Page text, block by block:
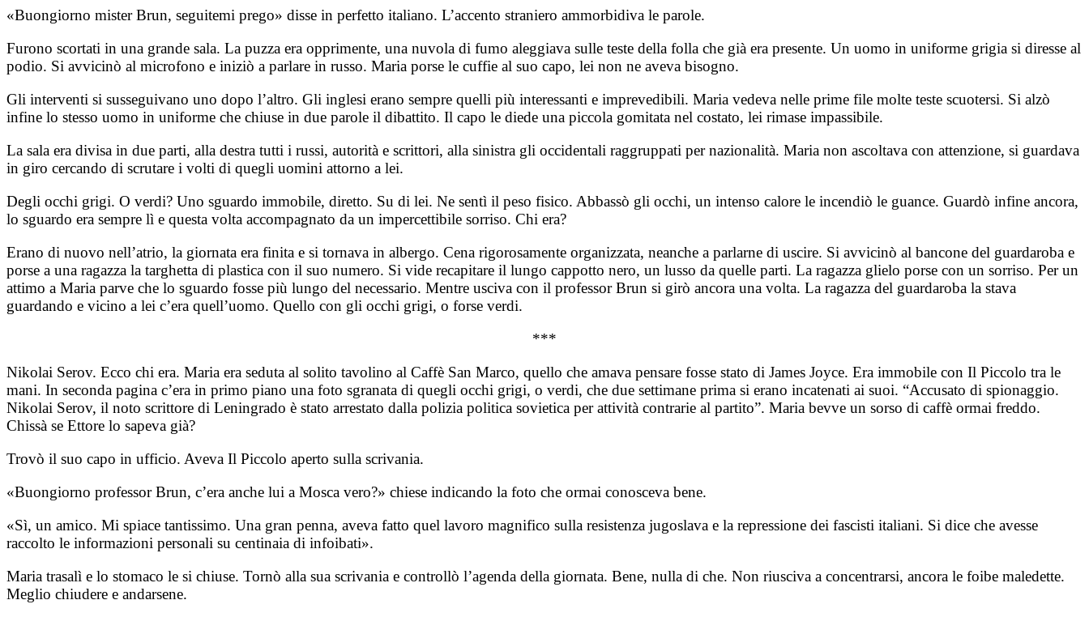
«Buongiorno mister Brun, seguitemi prego» disse in perfetto italiano. L’accento straniero ammorbidiva le parole.
Furono scortati in una grande sala. La puzza era opprimente, una nuvola di fumo aleggiava sulle teste della folla che già era presente. Un uomo in uniforme grigia si diresse al
podio. Si avvicinò al microfono e iniziò a parlare in russo. Maria porse le cuffie al suo capo, lei non ne aveva bisogno.
Gli interventi si susseguivano uno dopo l’altro. Gli inglesi erano sempre quelli più interessanti e imprevedibili. Maria vedeva nelle prime file molte teste scuotersi. Si alzò
infine lo stesso uomo in uniforme che chiuse in due parole il dibattito. Il capo le diede una piccola gomitata nel costato, lei rimase impassibile.
La sala era divisa in due parti, alla destra tutti i russi, autorità e scrittori, alla sinistra gli occidentali raggruppati per nazionalità. Maria non ascoltava con attenzione, si guardava
in giro cercando di scrutare i volti di quegli uomini attorno a lei.
Degli occhi grigi. O verdi? Uno sguardo immobile, diretto. Su di lei. Ne sentì il peso fisico. Abbassò gli occhi, un intenso calore le incendiò le guance. Guardò infine ancora,
lo sguardo era sempre lì e questa volta accompagnato da un impercettibile sorriso. Chi era?
Erano di nuovo nell’atrio, la giornata era finita e si tornava in albergo. Cena rigorosamente organizzata, neanche a parlarne di uscire. Si avvicinò al bancone del guardaroba e
porse a una ragazza la targhetta di plastica con il suo numero. Si vide recapitare il lungo cappotto nero, un lusso da quelle parti. La ragazza glielo porse con un sorriso. Per un
attimo a Maria parve che lo sguardo fosse più lungo del necessario. Mentre usciva con il professor Brun si girò ancora una volta. La ragazza del guardaroba la stava
guardando e vicino a lei c’era quell’uomo. Quello con gli occhi grigi, o forse verdi.
***
Nikolai Serov. Ecco chi era. Maria era seduta al solito tavolino al Caffè San Marco, quello che amava pensare fosse stato di James Joyce. Era immobile con Il Piccolo tra le
mani. In seconda pagina c’era in primo piano una foto sgranata di quegli occhi grigi, o verdi, che due settimane prima si erano incatenati ai suoi. “Accusato di spionaggio.
Nikolai Serov, il noto scrittore di Leningrado è stato arrestato dalla polizia politica sovietica per attività contrarie al partito”. Maria bevve un sorso di caffè ormai freddo.
Chissà se Ettore lo sapeva già?
Trovò il suo capo in ufficio. Aveva Il Piccolo aperto sulla scrivania.
«Buongiorno professor Brun, c’era anche lui a Mosca vero?» chiese indicando la foto che ormai conosceva bene.
«Sì, un amico. Mi spiace tantissimo. Una gran penna, aveva fatto quel lavoro magnifico sulla resistenza jugoslava e la repressione dei fascisti italiani. Si dice che avesse
raccolto le informazioni personali su centinaia di infoibati».
Maria trasalì e lo stomaco le si chiuse. Tornò alla sua scrivania e controllò l’agenda della giornata. Bene, nulla di che. Non riusciva a concentrarsi, ancora le foibe maledette.
Meglio chiudere e andarsene.